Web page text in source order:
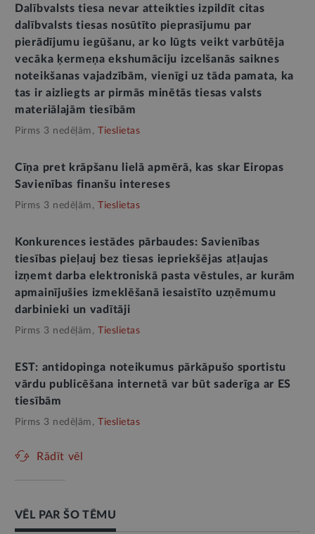
Dalībvalsts tiesa nevar atteikties izpildīt citas
dalībvalsts tiesas nosūtīto pieprasījumu par
pierādījumu iegūšanu, ar ko lūgts veikt varbūtēja
vecāka ķermeņa ekshumāciju izcelšanās saiknes
noteikšanas vajadzībām, vienīgi uz tāda pamata, ka
tas ir aizliegts ar pirmās minētās tiesas valsts
materiālajām tiesībām
Pirms 3 nedēļām, Tieslietas
Cīņa pret krāpšanu lielā apmērā, kas skar Eiropas
Savienības finanšu intereses
Pirms 3 nedēļām, Tieslietas
Konkurences iestādes pārbaudes: Savienības
tiesības pieļauj bez tiesas iepriekšējas atļaujas
izņemt darba elektroniskā pasta vēstules, ar kurām
apmainījušies izmeklēšanā iesaistīto uzņēmumu
darbinieki un vadītāji
Pirms 3 nedēļām, Tieslietas
EST: antidopinga noteikumus pārkāpušo sportistu
vārdu publicēšana internetā var būt saderīga ar ES
tiesībām
Pirms 3 nedēļām, Tieslietas
Rādīt vēl
VĒL PAR ŠO TĒMU